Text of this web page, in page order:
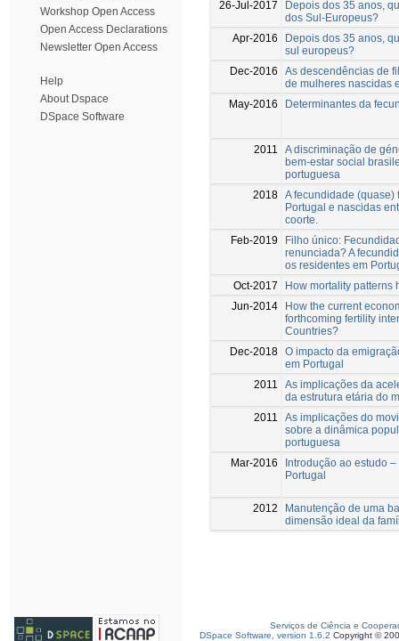
Workshop Open Access
Open Access Declarations
Newsletter Open Access
Help
About Dspace
DSpace Software
26-Jul-2017
Depois dos 35 anos,
dos Sul-Europeus?
Apr-2016
Depois dos 35 anos,
sul europeus?
Dec-2016
As descendências de
de mulheres nascidas
May-2016
Determinantes da
2011
A discriminação de
bem-estar social
portuguesa
2018 A fecundidade (quase)
Portugal e nascidas
coorte.
Feb-2019
Filho único:
renunciada? A
os residentes em
Oct-2017
How mortality patterns
Jun-2014
How the current
forthcoming fertility
Countries?
Dec-2018 O impacto da
em Portugal
2011
As implicações da
da estrutura etária do
2011
As implicações do
sobre a dinâmica
portuguesa
Mar-2016
Introdução ao estudo
Portugal
2012
Manutenção de uma
dimensão ideal da
Serviços de Ciência e
DSpace Software, version 1.6.2 Copyright ©